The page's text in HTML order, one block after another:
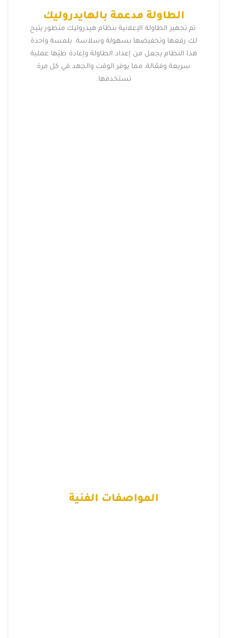
الطاولة مدعمة بالهايدروليك
تم تجهيز الطاولة الإعلانية بنظام هيدروليك متطور يتيح
لك رفعها وتخفيضها بسهولة وسلاسة. بلمسة واحدة
هذا النظام يجعل من إعداد الطاولة وإعادة طيّها عملية
سريعة وفعّالة، مما يوفر الوقت والجهد في كل مرة
تستخدمها.
المواصفات الفنية